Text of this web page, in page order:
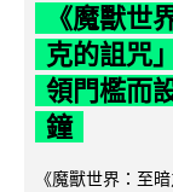
《魔獸世
克的詛咒
領門檻而
鐘
《魔獸世界：至